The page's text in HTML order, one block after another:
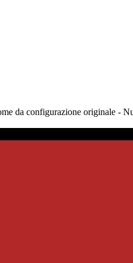
da configurazione originale -